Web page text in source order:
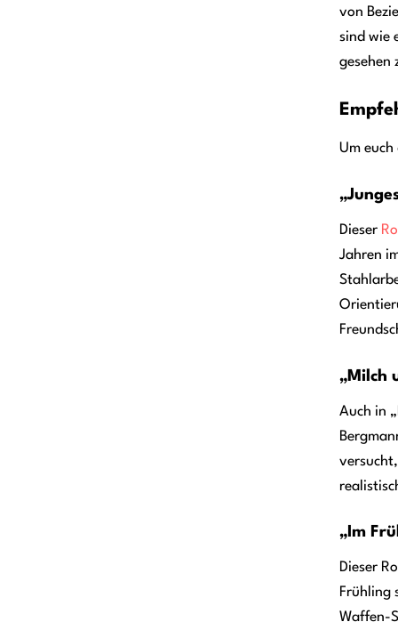
von
sind wie
gesehen
Um
Dieser
Jahren
„Milch
Auch in
„Im
Dieser
Frühling
Waffen-